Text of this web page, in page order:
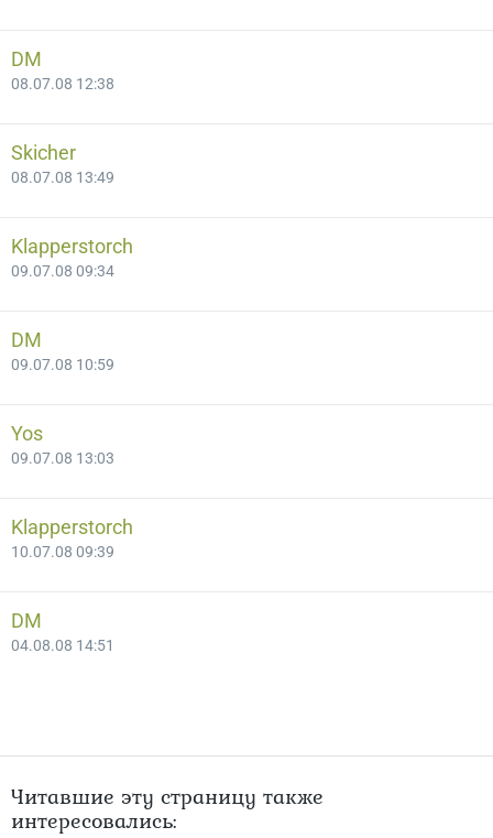
DM
08.07.08 12:38
Skicher
08.07.08 13:49
Klapperstorch
09.07.08 09:34
DM
09.07.08 10:59
Yos
09.07.08 13:03
Klapperstorch
10.07.08 09:39
DM
04.08.08 14:51
Читавшие эту страницу также
интересовались: